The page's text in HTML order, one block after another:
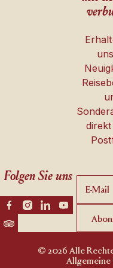
Folgen Sie uns
© 2026 Alle
Allgemeine